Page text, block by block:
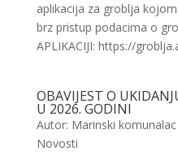
aplikacija za groblja
brz pristup podacima o
APLIKACIJI: https://
OBAVIJEST O
U 2026. GODINI
Autor: Marinski komunalac
Novosti